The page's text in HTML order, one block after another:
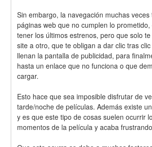
Sin embargo, la navegación muchas veces
páginas web que no cumplen lo
tener los últimos estrenos, pero que solo
site a otro, que te obligan a dar clic tras
llenan la pantalla de publicidad, para
hasta un enlace que no funciona o que
cargar.
Esto hace que sea imposible disfrutar de
tarde/noche de películas. Además existe
y es que este tipo de cosas suelen ocurrir
momentos de la película y acaba